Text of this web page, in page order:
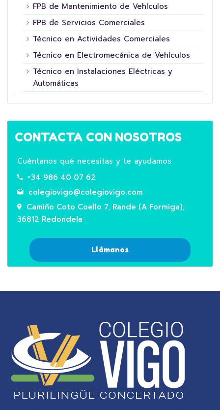
FPB de Mantenimiento de Vehículos
FPB de Servicios Comerciales
Técnico en Actividades Comerciales
Técnico en Electromecánica de Vehículos
Técnico en Instalaciones Eléctricas y
Automáticas
CONTACTA CON NOSOTROS
Cuéntanos qué necesitas y te ayudamos
+34 986 40 07 62
colegiovigo@colegiovigo.com
Camiño Coto Coello 7, Rande (A Formiga),
36812 Redondela
Llámanos